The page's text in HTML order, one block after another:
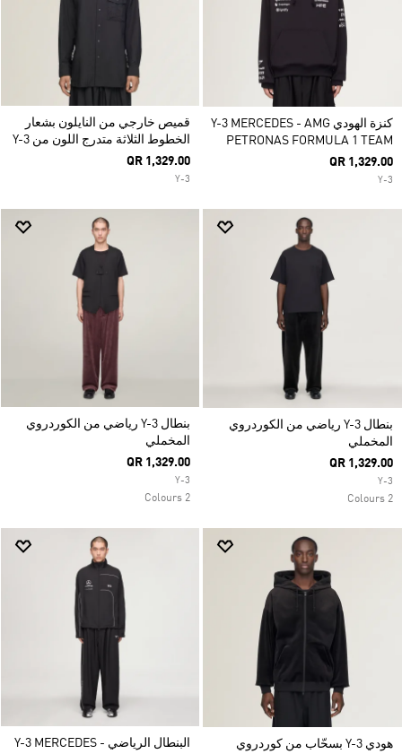
كنزة الهودي Y-3 MERCEDES - AMG
PETRONAS FORMULA 1 TEAM
QR 1,329.00
Y-3
قميص خارجي من النايلون بشعار
الخطوط الثلاثة متدرج اللون من Y-3
QR 1,329.00
Y-3
بنطال Y-3 رياضي من الكوردروي
المخملي
QR 1,329.00
Y-3
2 Colours
بنطال Y-3 رياضي من الكوردروي
المخملي
QR 1,329.00
Y-3
2 Colours
هودي Y-3 بسحّاب من كوردروي البنطال الرياضي Y-3 MERCEDES -